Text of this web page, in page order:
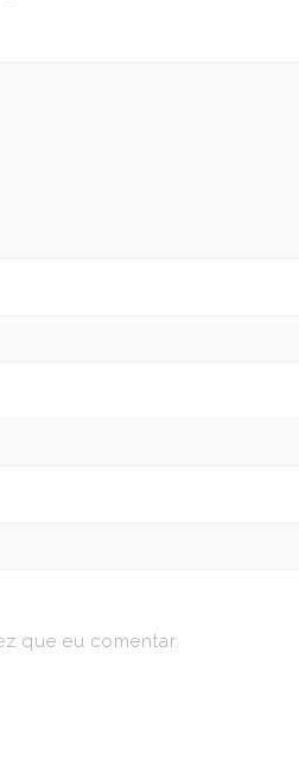
que eu comentar.